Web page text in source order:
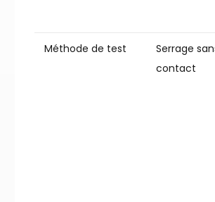
Méthode de test
Serrage
contact